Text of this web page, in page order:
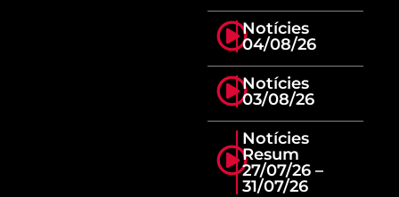
Notícies
04/08/26
Notícies
03/08/26
Notícies
Resum
27/07/26 –
31/07/26